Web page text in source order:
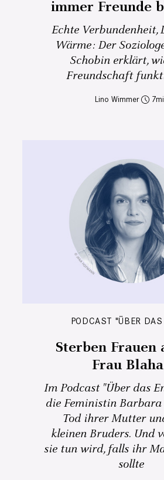
immer Freunde
Echte Verbundenheit,
Wärme: Der
Schobin erklärt,
Freundschaft
Lino Wimmer 7
PODCAST "ÜBER
Sterben Frauen
Frau
Im Podcast "Über das
die Feministin
Tod ihrer Mutter
kleinen Bruders. Und
sie tun wird, falls ihr
sollte